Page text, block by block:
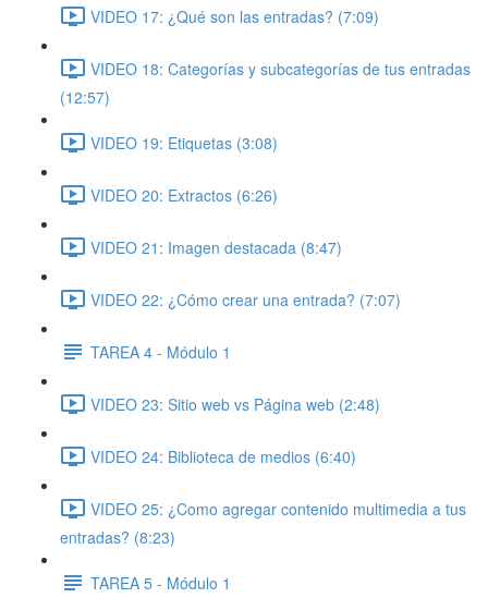
VIDEO 17: ¿Qué son las entradas? (7:09)
VIDEO 18: Categorías y subcategorías de tus entradas
(12:57)
VIDEO 19: Etiquetas (3:08)
VIDEO 20: Extractos (6:26)
VIDEO 21: Imagen destacada (8:47)
VIDEO 22: ¿Cómo crear una entrada? (7:07)
TAREA 4 - Módulo 1
VIDEO 23: Sitio web vs Página web (2:48)
VIDEO 24: Biblioteca de medios (6:40)
VIDEO 25: ¿Como agregar contenido multimedia a tus
entradas? (8:23)
TAREA 5 - Módulo 1